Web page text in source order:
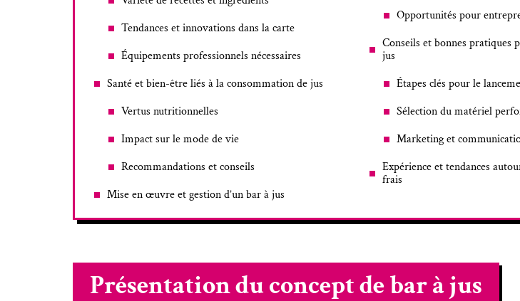
Tendances et innovations dans la carte
Équipements professionnels nécessaires
Santé et bien-être liés à la consommation de jus
Vertus nutritionnelles
Impact sur le mode de vie
Recommandations et conseils
Mise en œuvre et gestion d’un bar à jus
Opportunités pour
Conseils et bonnes pratiques
jus
Étapes clés pour le
Sélection du matériel
Marketing et
Expérience et tendances
frais
Présentation du concept de bar à jus